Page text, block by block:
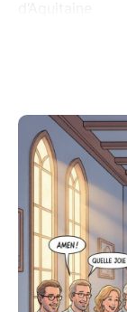
souhaitez vous
Vous êtes
Cette journée
Au programme :
- Des
créer des liens,
- Des ateliers
découvrir de